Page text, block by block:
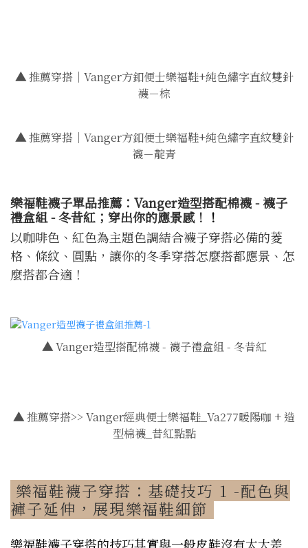
▲推薦穿搭｜Vanger方釦便士樂福鞋+純色繡字直紋雙針
襪－棕
▲推薦穿搭｜Vanger方釦便士樂福鞋+純色繡字直紋雙針
襪－靛青
樂福鞋襪子單品推薦：Vanger造型搭配棉襪 - 襪子
禮盒組 - 冬昔紅；穿出你的應景感！ ！
以咖啡色、紅色為主題色調結合襪子穿搭必備的菱
格、條紋、圓點，讓你的冬季穿搭怎麼搭都應景、怎
麼搭都合適！
▲Vanger造型搭配棉襪 - 襪子禮盒組 - 冬昔紅
▲推薦穿搭>> Vanger經典便士樂福鞋_Va277暖陽咖 + 造
型棉襪_昔紅點點
樂福鞋襪子穿搭：基礎技巧 1 -配色與
褲子延伸，展現樂福鞋細節
樂福鞋襪子穿搭的技巧其實與一般皮鞋沒有太大差